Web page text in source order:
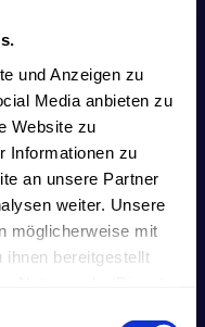
und Anzeigen zu
Media anbieten zu
Website zu
Informationen zu
an unsere Partner
weiter. Unsere
möglicherweise mit
ihnen bereitgestellt